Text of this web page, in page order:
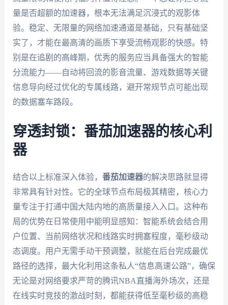
量是否超额的加速器，根本无法满足沉浸式的观影体
验。稳定、无限量的网络加速通道是基础，只有基础坚
实了，才能在最高清的画质下享受流畅观影的快感。特
别是在追剧的高峰期，优秀的服务应当具备强大的智能
分流能力——自动将回流的影音流量、游戏数据等关键
信息导向经过优化的专属线路，避开常规节点可能出现
的数据塞车路段。
穿透封锁：番茄加速器的核心利
器
结合以上标准深入体验， 番茄加速器的解决思路就显得
非常具有针对性。它的全球节点布局极其精密，核心力
量专注于打通中国大陆内地的高质量接入入口。这种布
局的优势在日常使用中能明显感知：智能系统会结合用
户位置、当前网络状况和线路实时拥塞程度，毫秒级动
态调度。用户无需手动干预调整，就能在后台完成最优
路径的选择，最大化利用这条私人“信息高速公路”，确保
无论是对网络要求严苛的腾讯NBA直播海外场次，还是
在线实时竞技的激战时刻，都能获得低至毫秒级的高稳